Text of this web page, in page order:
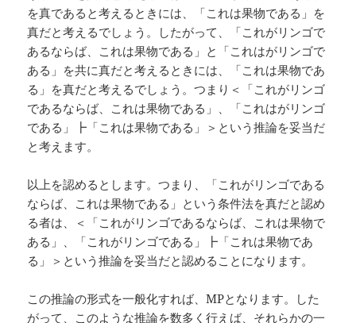
を真であると考えるときには、「これは果物である」を
真だと考えるでしょう。したがって、「これがリンゴで
あるならば、これは果物である」と「これはがリンゴで
ある」を共に真だと考えるときには、「これは果物であ
る」を真だと考えるでしょう。つまり＜「これがリンゴ
であるならば、これは果物である」、「これはがリンゴ
である」┣「これは果物である」＞という推論を妥当だ
と考えます。
以上を認めるとします。つまり、「これがリンゴである
ならば、これは果物である」という条件法を真だと認め
る者は、＜「これがリンゴであるならば、これは果物で
ある」、「これがリンゴである」┣「これは果物であ
る」＞という推論を妥当だと認めることになります。
この推論の形式を一般化すれば、MPとなります。した
がって、このような推論を数多く行えば、それらかの一